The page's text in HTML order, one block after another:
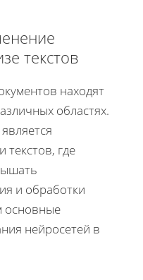
текстов
находят
областях.
текстов, где
и обработки
основные
нейросетей в